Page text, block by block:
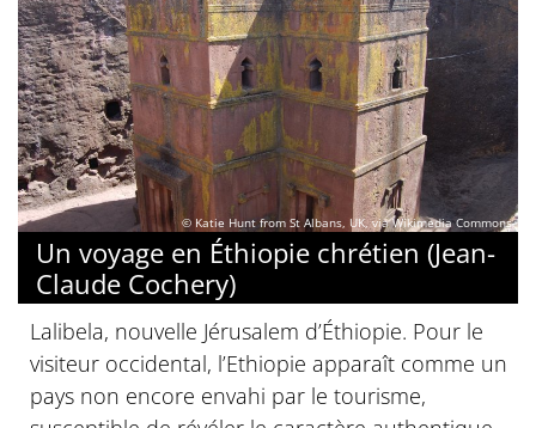
© Katie Hunt from St Albans, UK, via Wikimedia Commons
Un voyage en Éthiopie chrétien (Jean-
Claude Cochery)
Lalibela, nouvelle Jérusalem d’Éthiopie. Pour le
visiteur occidental, l’Ethiopie apparaît comme un
pays non encore envahi par le tourisme,